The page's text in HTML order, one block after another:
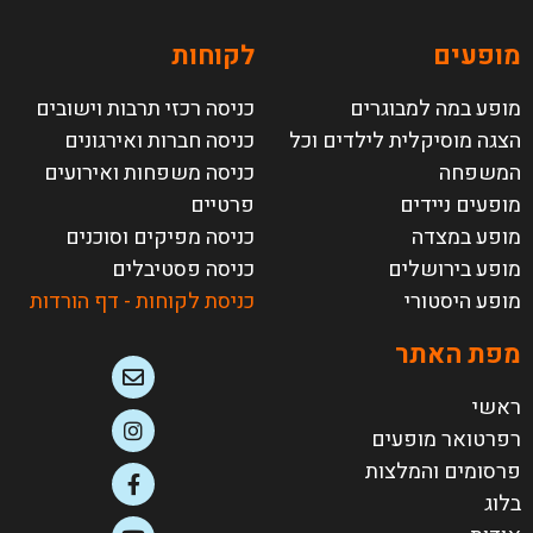
מופעים
מופע במה למבוגרים
הצגה מוסיקלית לילדים וכל
המשפחה
מופעים ניידים
מופע במצדה
מופע בירושלים
מופע היסטורי
לקוחות
כניסה רכזי תרבות וישובים
כניסה חברות ואירגונים
כניסה משפחות ואירועים
פרטיים
כניסה מפיקים וסוכנים
כניסה פסטיבלים
כניסת לקוחות - דף הורדות
מפת האתר
ראשי
רפרטואר מופעים
פרסומים והמלצות
בלוג